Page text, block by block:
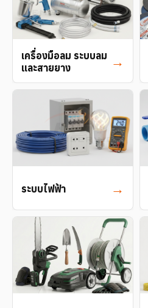
เครื่องมือลม ระบบลม
และสายยาง
→
ระบบไฟฟ้า →